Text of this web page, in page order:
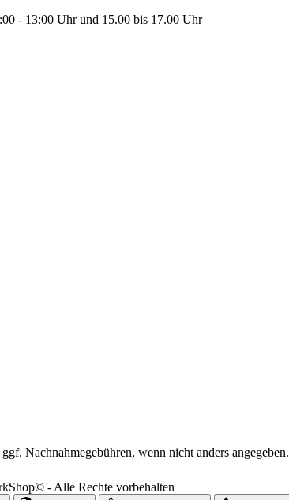
- 13:00 Uhr und 15.00 bis 17.00 Uhr
Nachnahmegebühren, wenn nicht anders angegeben.
- Alle Rechte vorbehalten